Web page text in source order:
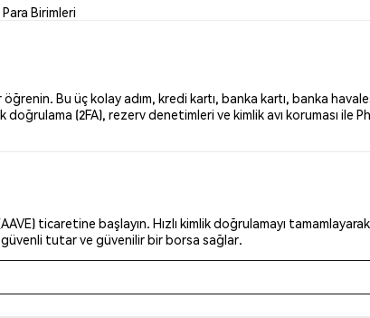
Birimleri
Bu üç kolay adım, kredi kartı, banka kartı, banka
(2FA), rezerv denetimleri ve kimlik avı koruması ile
ticaretine başlayın. Hızlı kimlik doğrulamayı tamamlayarak
güvenli tutar ve güvenilir bir borsa sağlar.